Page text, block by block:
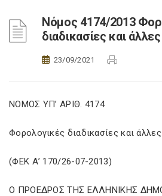
Νόμος 4174/2013
διαδικασίες και
23/09/2021
ΝΟΜΟΣ ΥΠ’ ΑΡΙΘ. 4174
Φορολογικές διαδικασίες και άλλες
(ΦΕΚ Α’ 170/26-07-2013)
Ο ΠΡΟΕΔΡΟΣ ΤΗΣ ΕΛΛΗΝΙΚΗΣ